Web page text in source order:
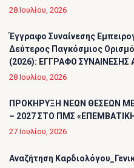
28 Ιουλίου, 2026
Έγγραφο Συναίνεσης
Δεύτερος Παγκόσμιος
(2026): ΕΓΓΡΑΦΟ ΣΥΝΑΙΝΕΣΗΣ
28 Ιουλίου, 2026
ΠΡΟΚΗΡΥΞΗ ΝΕΩΝ ΘΕΣΕΩΝ
– 2027 ΣΤΟ ΠΜΣ
27 Ιουλίου, 2026
Αναζήτηση